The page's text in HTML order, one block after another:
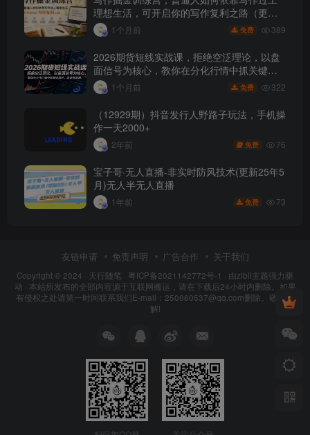
理想生活，可开启你的写作复利之路（更新6
月） 1个月前 免费 389
2026期货短线实战课，拒绝空泛理论，以盘
面信号为核心，教你在分化行情中抓关键品
种、避诱多陷阱
1个月前 免费 322
（12929期）抖音发行人野路子玩法，手机操
作一天2000+
2年前 免费 76
宝子哥·无人直播-非实时防风技术(更新25年5
月)无人半无人直播
1年前 免费 73
友链申请 免责声明 广告合作 关于我们
Copyright © 2024 · 天行随笔 · 粤ICP备2021142772号-1 · 由zibll主题强力驱
动 · 本站所发布的全部内容源于互联网搬运，请在下载后24小时内删除。如果
有侵权之处请第一时间联系我们E-mail：250060537@qq.com删除。敬请谅
解!